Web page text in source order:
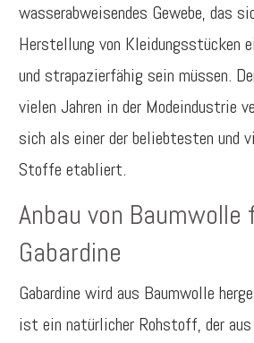
wasserabweisendes Gewebe, das
Herstellung von Kleidungsstücken
und strapazierfähig sein müssen.
vielen Jahren in der Modeindustrie
sich als einer der beliebtesten und
Stoffe etabliert.
Anbau von Baumwolle
Gabardine
Gabardine wird aus Baumwolle
ist ein natürlicher Rohstoff, der aus